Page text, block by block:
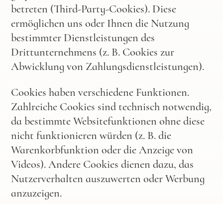
betreten (Third-Party-Cookies). Diese
ermöglichen uns oder Ihnen die Nutzung
bestimmter Dienstleistungen des
Drittunternehmens (z. B. Cookies zur
Abwicklung von Zahlungsdienstleistungen).
Cookies haben verschiedene Funktionen.
Zahlreiche Cookies sind technisch notwendig,
da bestimmte Websitefunktionen ohne diese
nicht funktionieren würden (z. B. die
Warenkorbfunktion oder die Anzeige von
Videos). Andere Cookies dienen dazu, das
Nutzerverhalten auszuwerten oder Werbung
anzuzeigen.